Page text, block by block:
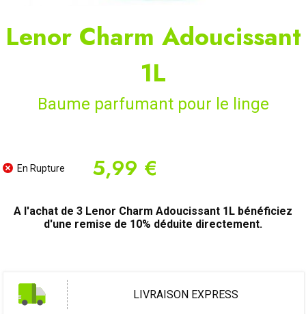
Lenor Charm Adoucissant
1L
Baume parfumant pour le linge
En Rupture 5,99 €
A l'achat de 3 Lenor Charm Adoucissant 1L bénéficiez
d'une remise de 10% déduite directement.
LIVRAISON EXPRESS